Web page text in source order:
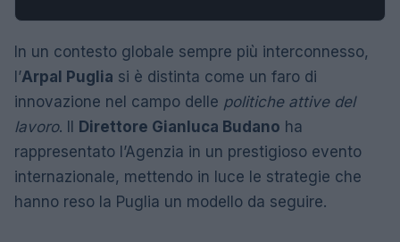
In un contesto globale sempre più interconnesso,
l’Arpal Puglia si è distinta come un faro di
innovazione nel campo delle politiche attive del
lavoro. Il Direttore Gianluca Budano ha
rappresentato l’Agenzia in un prestigioso evento
internazionale, mettendo in luce le strategie che
hanno reso la Puglia un modello da seguire.